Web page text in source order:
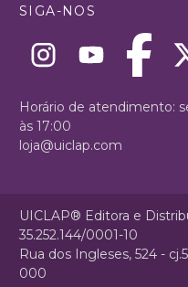
SIGA-NOS
Horário de atendimento:
às 17:00
loja@uiclap.com
UICLAP® Editora e
35.252.144/0001-10
Rua dos Ingleses, 524 -
000